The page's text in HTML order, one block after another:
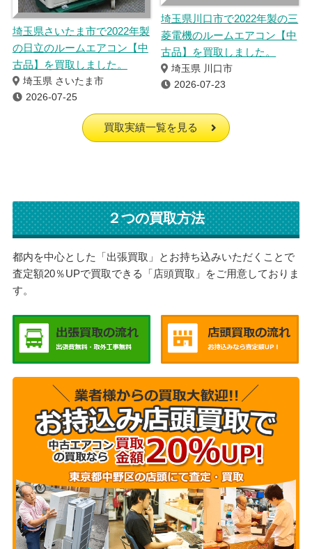
埼玉県さいたま市で2022年製
の日立のルームエアコン【中
古品】を買取しました。
埼玉県 さいたま市
2026-07-25
埼玉県川口市で2022年製の三
菱電機のルームエアコン【中
古品】を買取しました。
埼玉県 川口市
2026-07-23
買取実績一覧を見る
２つの買取方法
都内を中心とした「出張買取」とお持ち込みいただくことで
査定額20％UPで買取できる「店頭買取」をご用意しておりま
す。